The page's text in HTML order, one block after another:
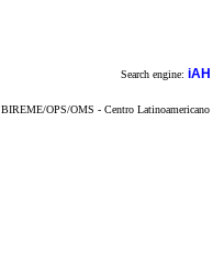
Search engine: iAH
BIREME/OPS/OMS - Centro